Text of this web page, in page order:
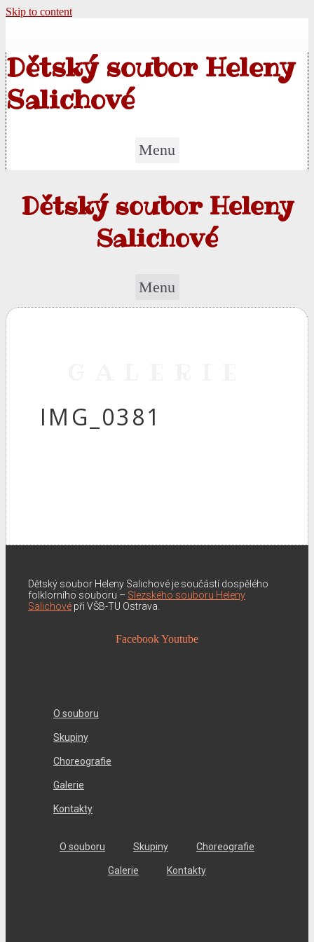
Skip to content
Dětský soubor Heleny
Salichové
Menu
Dětský soubor Heleny
Salichové
Menu
IMG_0381
Dětský soubor Heleny Salichové je součástí dospělého
folklorního souboru – Slezského souboru Heleny
Salichové při VŠB-TU Ostrava.
FacebookYoutube
O souboru
Skupiny
Choreografie
Galerie
Kontakty
O souboru Skupiny Choreografie
Galerie Kontakty